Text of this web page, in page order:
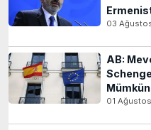
03
AB:
01